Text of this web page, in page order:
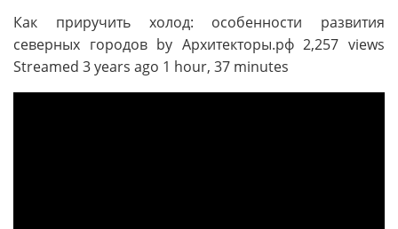
Как приручить холод: особенности развития
северных городов by Архитекторы.рф 2,257 views
Streamed 3 years ago 1 hour, 37 minutes